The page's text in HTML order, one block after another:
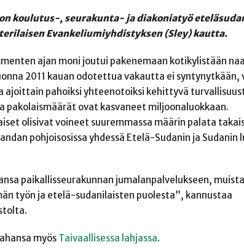
koulutus-, seurakunta- ja diakoniatyö
Evankeliumiyhdistyksen (Sley) kautta.
ajan moni joutui pakenemaan kotikylistään
2011 kauan odotettua vakautta ei syntynytkään,
ajoittain pahoiksi yhteenotoiksi kehittyvä
pakolaismäärät ovat kasvaneet miljoonaluokkaan.
olisivat voineet suuremmassa määrin palata
pohjoisosissa yhdessä Etelä-Sudanin ja Sudanin
paikallisseurakunnan jumalanpalvelukseen,
työn ja etelä-sudanilaisten puolesta”, kannustaa
myös Taivaallisessa lahjassa.